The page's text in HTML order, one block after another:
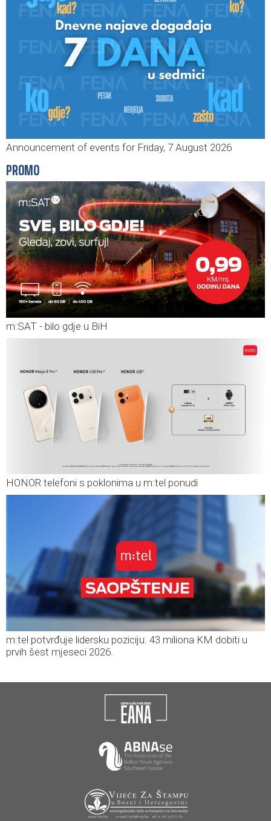
Announcement of events for Friday, 7 August 2026
PROMO
m:SAT - bilo gdje u BiH
HONOR telefoni s poklonima u m:tel ponudi
m:tel potvrđuje lidersku poziciju: 43 miliona KM dobiti u
prvih šest mjeseci 2026.